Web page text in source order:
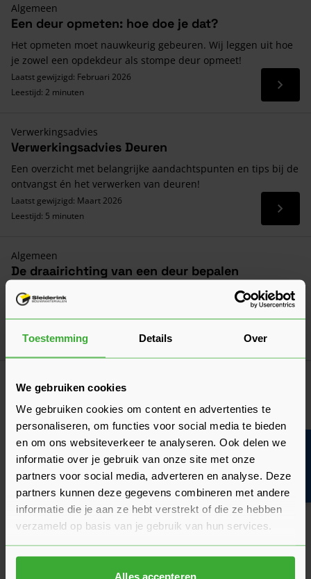
Toestemming Details Over
We gebruiken cookies
We gebruiken cookies om content en advertenties te
personaliseren, om functies voor social media te bieden
en om ons websiteverkeer te analyseren. Ook delen we
informatie over je gebruik van onze site met onze
partners voor social media, adverteren en analyse. Deze
partners kunnen deze gegevens combineren met andere
informatie die je aan ze hebt verstrekt of die ze hebben
verzameld op basis van je gebruik van hun services.
Alles accepteren
Algemeen
Een deur opmeten: hoe doe je dat?
Het opmeten moet nauwkeurig gebeuren. Wij leggen uit hoe
je zowel een opdekdeur als stompe deur opmeet!
Laatst gewijzigd: Februari 2026
Leestijd: 2 minuten
Lees
Verwerkingsadvies
Verwerkingsadvies Deuren
Een overzicht met belangrijke aandachtspunten en tips bij de
ontvangst én het verwerken van deuren!
Laatst gewijzigd: Maart 2026
Leestijd: 5 minuten
Lees
Algemeen
De draairichting van een deur bepalen
Moet je de draairichting van je nieuwe deur aangeven? Wij
leggen hier uit hoe je de draairichting kunt bepalen!
Leestijd: 2 minuten
Hier lees je de ervaringen van andere klanten met dit
product. Hun feedback helpt je om een goed beeld te krijgen
van de kwaliteit en het gebruiksgemak.
Heb je zelf ervaring met dit product? Laat dan vooral een
review achter, zo help je anderen met jouw mening en
dragen we samen bij aan een nog beter aanbod.
Beoordeling schrijven
Veelgestelde vragen